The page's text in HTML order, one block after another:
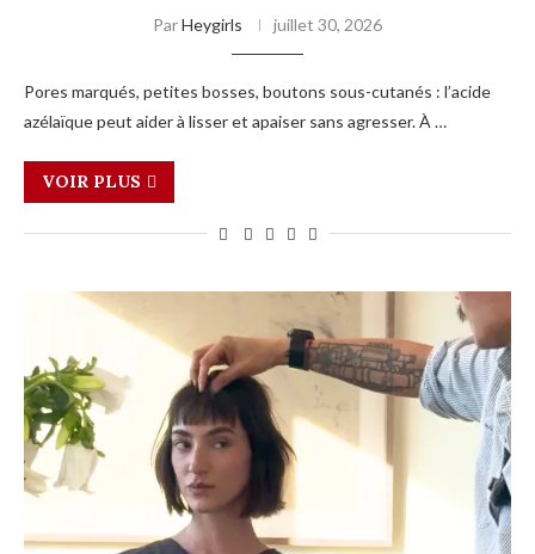
ParHeygirls juillet 30, 2026
Pores marqués, petites bosses, boutons sous-cutanés : l’acide
azélaïque peut aider à lisser et apaiser sans agresser. À …
VOIR PLUS